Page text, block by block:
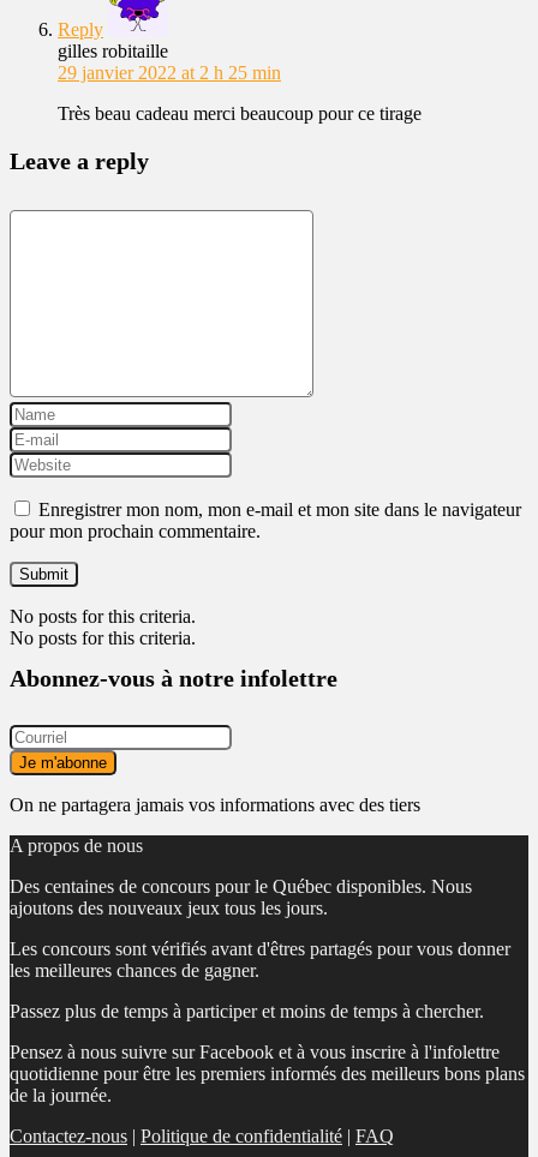
Reply
gilles robitaille
29 janvier 2022 at 2 h 25 min
Très beau cadeau merci beaucoup pour ce tirage
Leave a reply
Enregistrer mon nom, mon e-mail et mon site dans le navigateur
pour mon prochain commentaire.
No posts for this criteria.
No posts for this criteria.
Abonnez-vous à notre infolettre
On ne partagera jamais vos informations avec des tiers
A propos de nous
Des centaines de concours pour le Québec disponibles. Nous
ajoutons des nouveaux jeux tous les jours.
Les concours sont vérifiés avant d'êtres partagés pour vous donner
les meilleures chances de gagner.
Passez plus de temps à participer et moins de temps à chercher.
Pensez à nous suivre sur Facebook et à vous inscrire à l'infolettre
quotidienne pour être les premiers informés des meilleurs bons plans
de la journée.
Contactez-nous | Politique de confidentialité | FAQ